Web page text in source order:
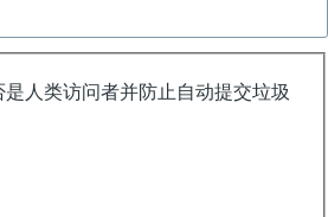
人类访问者并防止自动提交垃圾